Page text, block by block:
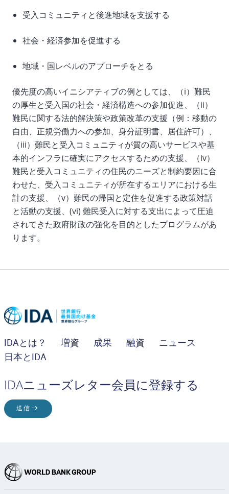
受入コミュニティと後進地域を支援する
社会・経済参加を促進する
地域・国レベルのアプローチをとる
優先度の高いイニシアティブの例としては、（i）難民
の厚生と受入国の社会・経済構造への参加促進、（ii）
難民に関する法的解決策や政策改革の支援（例：移動の
自由、正規労働力への参加、身分証明書、居住許可）、
（iii）難民と受入コミュニティが質の高いサービスや基
本的インフラに確実にアクセスするための支援、（iv）
難民と受入コミュニティの住民のニーズと制約要因に合
わせた、受入コミュニティが所在するエリアにおける生
計の支援、（v）難民の帰国と定住を促進する政策対話
と活動の支援、(vi) 難民受入に対する支出によって圧迫
されてきた政府財政の強化を目的としたプログラムがあ
ります。
IDAとは？ 増資 成果 融資
ニュース
日本とIDA
IDAニューズレター会員に登録する
送信